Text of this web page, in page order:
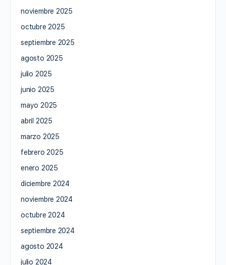
noviembre 2025
octubre 2025
septiembre 2025
agosto 2025
julio 2025
junio 2025
mayo 2025
abril 2025
marzo 2025
febrero 2025
enero 2025
diciembre 2024
noviembre 2024
octubre 2024
septiembre 2024
agosto 2024
julio 2024